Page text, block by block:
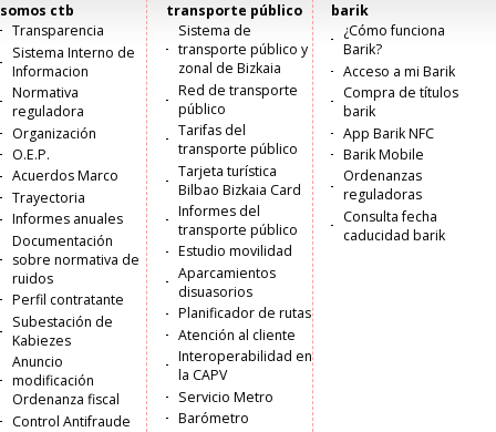
Menú
principal
somos ctb
Transparencia
Sistema Interno de
Informacion
Normativa
reguladora
Organización
O.E.P.
Acuerdos Marco
Trayectoria
Informes anuales
Documentación
sobre normativa de
ruidos
Perfil contratante
Subestación de
Kabiezes
Anuncio
modificación
Ordenanza fiscal
Control Antifraude
transporte público
Sistema de
transporte público y
zonal de Bizkaia
Red de transporte
público
Tarifas del
transporte público
Tarjeta turística
Bilbao Bizkaia Card
Informes del
transporte público
Estudio movilidad
Aparcamientos
disuasorios
Planificador de rutas
Atención al cliente
Interoperabilidad en
la CAPV
Servicio Metro
Barómetro
barik
¿Cómo funciona
Barik?
Acceso a mi Barik
Compra de títulos
barik
App Barik NFC
Barik Mobile
Ordenanzas
reguladoras
Consulta fecha
caducidad barik